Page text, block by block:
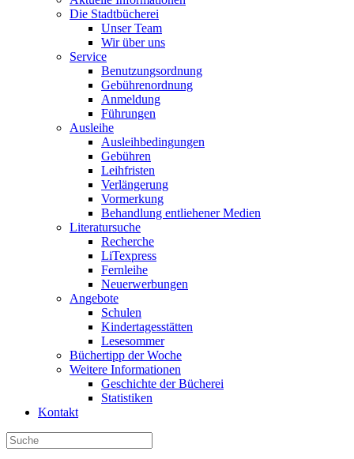
Die Stadtbücherei
Unser Team
Wir über uns
Service
Benutzungsordnung
Gebührenordnung
Anmeldung
Führungen
Ausleihe
Ausleihbedingungen
Gebühren
Leihfristen
Verlängerung
Vormerkung
Behandlung entliehener Medien
Literatursuche
Recherche
LiTexpress
Fernleihe
Neuerwerbungen
Angebote
Schulen
Kindertagesstätten
Lesesommer
Büchertipp der Woche
Weitere Informationen
Geschichte der Bücherei
Statistiken
Kontakt